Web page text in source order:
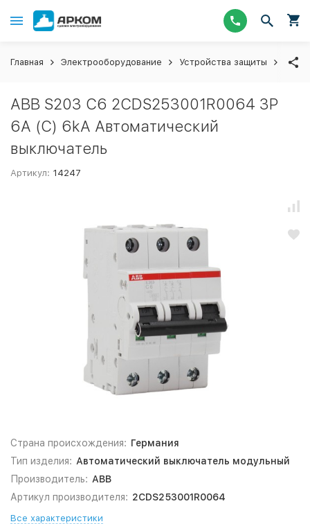
Главная Электрооборудование Устройства защиты
ABB S203 C6 2CDS253001R0064 3P
6A (C) 6kA Автоматический
выключатель
Артикул: 14247
Страна происхождения: Германия
Тип изделия: Автоматический выключатель модульный
Производитель: ABB
Артикул производителя: 2CDS253001R0064
Все характеристики